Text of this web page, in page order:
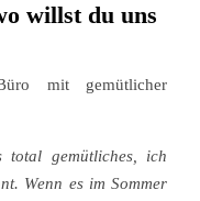
willst du uns
mit gemütlicher
total gemütliches, ich
Wenn es im Sommer